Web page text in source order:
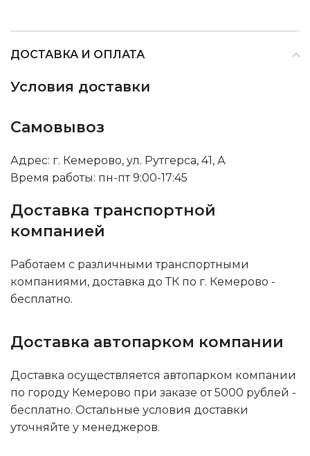
ДОСТАВКА И ОПЛАТА
Условия доставки
Самовывоз
Адрес: г. Кемерово, ул. Рутгерса, 41, А
Время работы: пн-пт 9:00-17:45
Доставка транспортной
компанией
Работаем с различными транспортными
компаниями, доставка до ТК по г. Кемерово -
бесплатно.
Доставка автопарком компании
Доставка осуществляется автопарком компании
по городу Кемерово при заказе от 5000 рублей -
бесплатно. Остальные условия доставки
уточняйте у менеджеров.